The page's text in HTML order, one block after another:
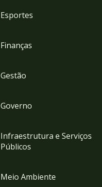
Esportes
Finanças
Gestão
Governo
Infraestrutura e Serviços
Públicos
Meio Ambiente